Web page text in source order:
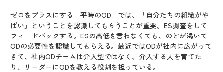
ゼロをプラスにする「平時のOD」では、「自分たちの組織がや
ばい」ということを認識してもらうことが重要。ES調査をして
フィードバックする。ESの高低を言わなくても、のどが渇いて
ODの必要性を認識してもらえる。最近ではODが社内に広がって
きて、社内ODチームは介入型ではなく、介入する人を育てた
り、リーダーにODを教える役割を担っている。